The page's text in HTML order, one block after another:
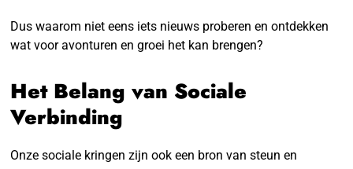
Dus waarom niet eens iets nieuws proberen en ontdekken
wat voor avonturen en groei het kan brengen?
Het Belang van Sociale
Verbinding
Onze sociale kringen zijn ook een bron van steun en